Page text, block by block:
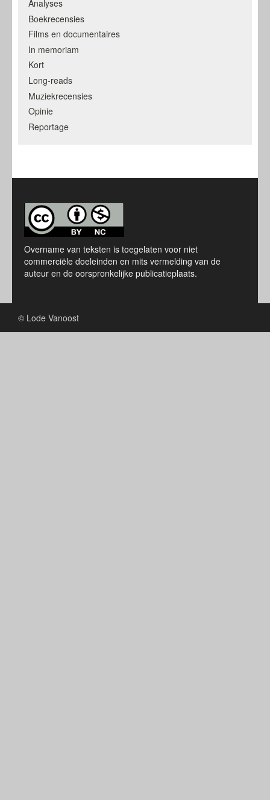
Analyses
Boekrecensies
Films en documentaires
In memoriam
Kort
Long-reads
Muziekrecensies
Opinie
Reportage
Overname van teksten is toegelaten voor niet
commerciële doeleinden en mits vermelding van de
auteur en de oorspronkelijke publicatieplaats.
© Lode Vanoost